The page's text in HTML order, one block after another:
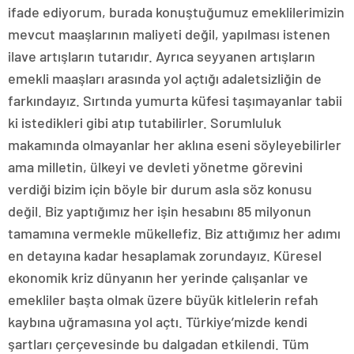
ifade ediyorum, burada konuştuğumuz emeklilerimizin
mevcut maaşlarının maliyeti değil, yapılması istenen
ilave artışların tutarıdır. Ayrıca seyyanen artışların
emekli maaşları arasında yol açtığı adaletsizliğin de
farkındayız. Sırtında yumurta küfesi taşımayanlar tabii
ki istedikleri gibi atıp tutabilirler. Sorumluluk
makamında olmayanlar her aklına eseni söyleyebilirler
ama milletin, ülkeyi ve devleti yönetme görevini
verdiği bizim için böyle bir durum asla söz konusu
değil. Biz yaptığımız her işin hesabını 85 milyonun
tamamına vermekle mükellefiz. Biz attığımız her adımı
en detayına kadar hesaplamak zorundayız. Küresel
ekonomik kriz dünyanın her yerinde çalışanlar ve
emekliler başta olmak üzere büyük kitlelerin refah
kaybına uğramasına yol açtı. Türkiye’mizde kendi
şartları çerçevesinde bu dalgadan etkilendi. Tüm